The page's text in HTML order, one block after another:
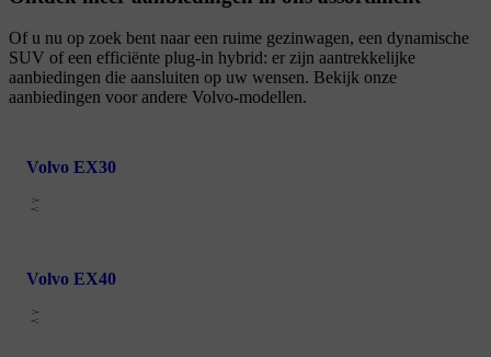
Of u nu op zoek bent naar een ruime gezinwagen, een dynamische
SUV of een efficiënte plug-in hybrid: er zijn aantrekkelijke
aanbiedingen die aansluiten op uw wensen. Bekijk onze
aanbiedingen voor andere Volvo-modellen.
Volvo EX30
Volvo EX40